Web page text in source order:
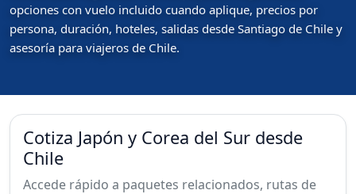
opciones con vuelo incluido cuando aplique, precios por
persona, duración, hoteles, salidas desde Santiago de Chile y
asesoría para viajeros de Chile.
Cotiza Japón y Corea del Sur desde
Chile
Accede rápido a paquetes relacionados, rutas de